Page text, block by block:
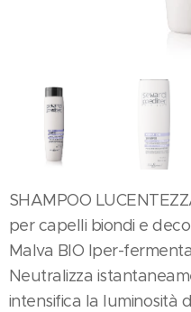
SHAMPOO
per capelli biondi e
Malva BIO Iper-
Neutralizza
intensifica la luminosità